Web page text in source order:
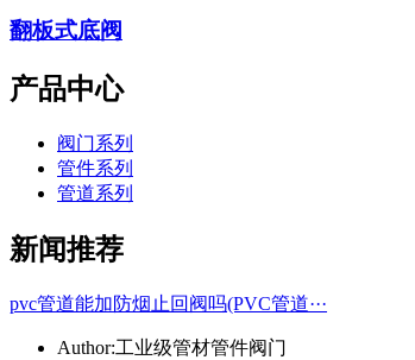
翻板式底阀
产品中心
阀门系列
管件系列
管道系列
新闻推荐
pvc管道能加防烟止回阀吗(PVC管道···
Author:工业级管材管件阀门